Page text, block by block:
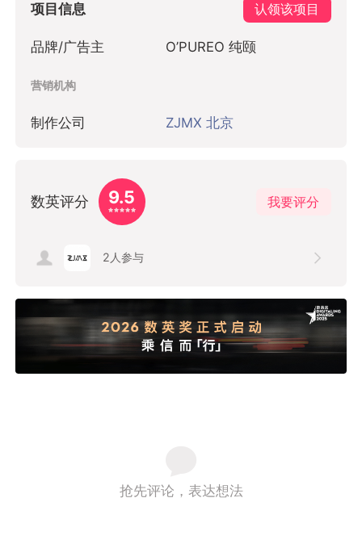
项目信息 认领该项目
品牌/广告主 O’PUREO 纯颐
营销机构
制作公司 ZJMX 北京
数英评分 9.5 我要评分
2 人参与
抢先评论，表达想法